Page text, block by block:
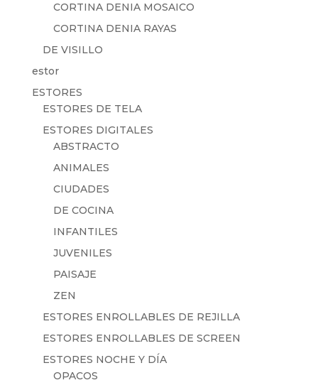
CORTINA DENIA MOSAICO
CORTINA DENIA RAYAS
DE VISILLO
estor
ESTORES
ESTORES DE TELA
ESTORES DIGITALES
ABSTRACTO
ANIMALES
CIUDADES
DE COCINA
INFANTILES
JUVENILES
PAISAJE
ZEN
ESTORES ENROLLABLES DE REJILLA
ESTORES ENROLLABLES DE SCREEN
ESTORES NOCHE Y DÍA
OPACOS